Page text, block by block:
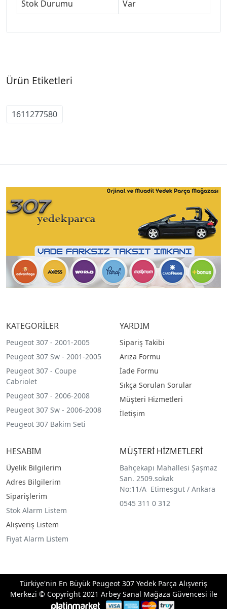
Stok Durumu
Var
Ürün Etiketleri
1611277580
KATEGORİLER
Peugeot 307 - 2001-2005
Peugeot 307 Sw - 2001-2005
Peugeot 307 - Coupe
Cabriolet
Peugeot 307 - 2006-2008
Peugeot 307 Sw - 2006-2008
Peugeot 307 Bakim Seti
YARDIM
Sipariş Takibi
Arıza Formu
İade Formu
Sıkça Sorulan Sorular
Müşteri Hizmetleri
İletişim
HESABIM
Üyelik Bilgilerim
Adres Bilgilerim
Siparişlerim
Stok Alarm Listem
Alışveriş Listem
Fiyat Alarm Listem
MÜŞTERİ HİZMETLERİ
Bahçekapı Mahallesi Şaşmaz
San. 2509.sokak
No:11/A Etimesgut / Ankara
0545 311 0 312
Türkiye'nin En Büyük Peugeot 307 Yedek Parça Alışveriş
Merkezi © Copyright 2021 Arbey Sanal Mağaza Güvencesi ile